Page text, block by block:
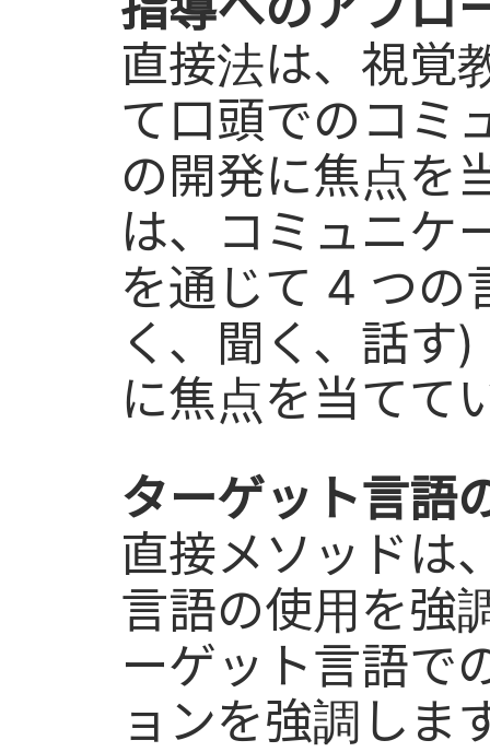
直接法は、視覚
て口頭でのコミ
の開発に焦点を
は、コミュニケ
を通じて 4 つの
く、聞く、話す
に焦点を当てて
ターゲット言語
直接メソッドは
言語の使用を強
ーゲット言語で
ョンを強調しま